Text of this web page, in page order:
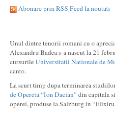
Abonare prin RSS Feed la noutati
Unul dintre tenorii romani cu o
Alexandru Badea s-a nascut la 21
cursurileUniversitatii Nationale de
canto.
La scurt timp dupa terminarea
de Opereta “Ion Dacian”din capitala
operei, produse la Salzburg in